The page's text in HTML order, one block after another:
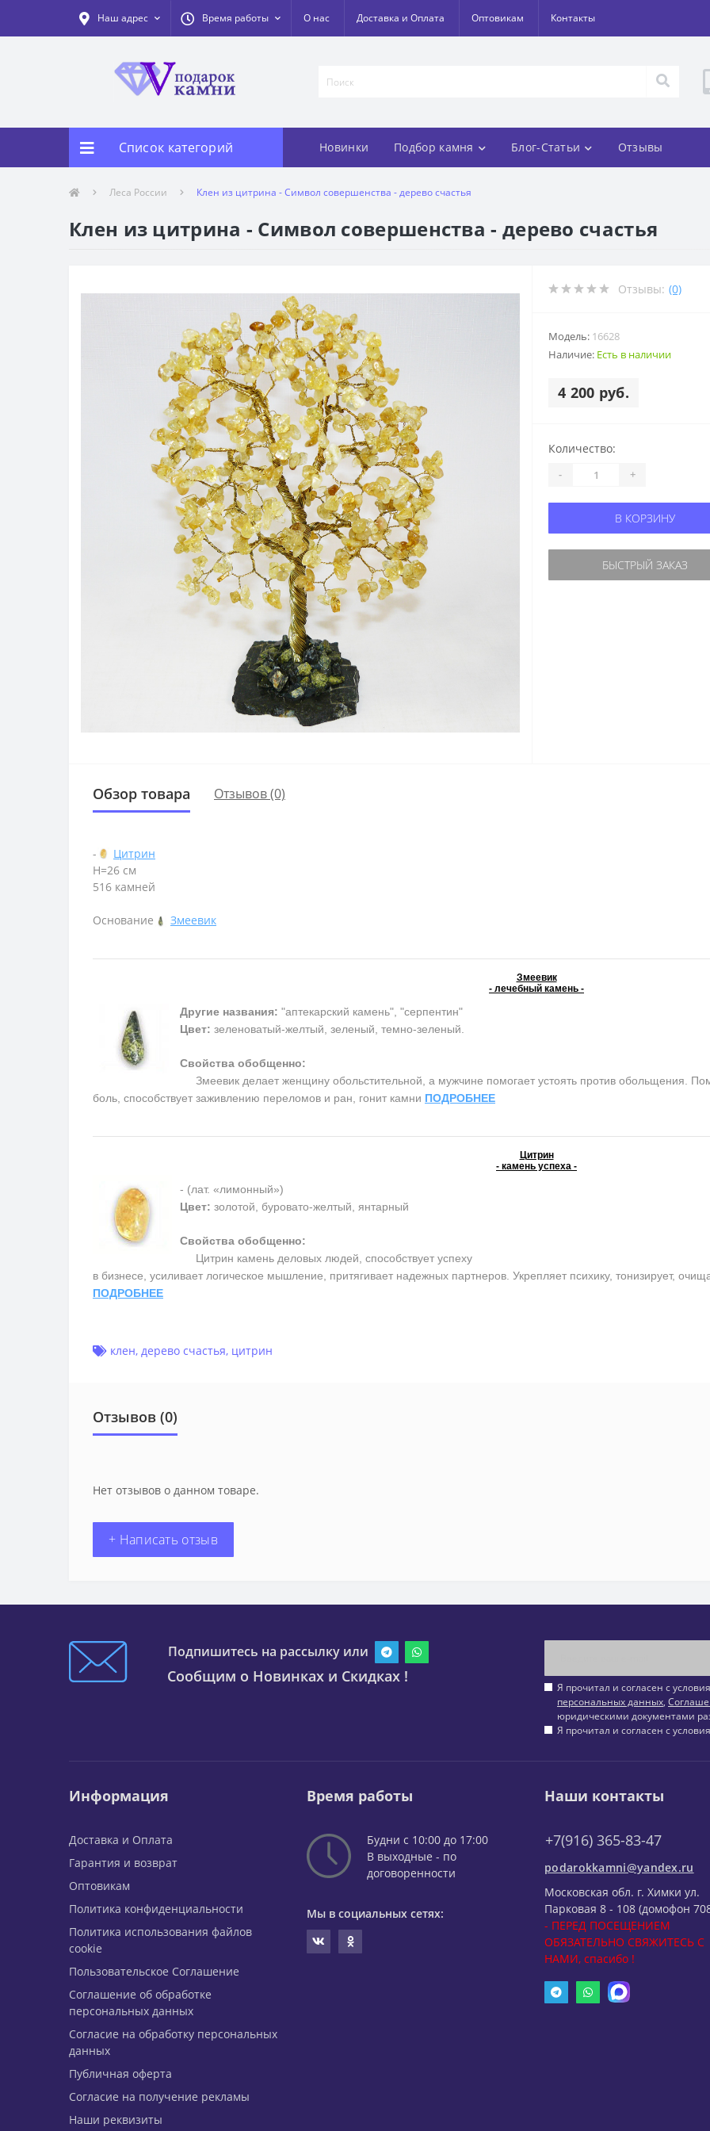
Наш адрес Время работы О нас Доставка и Оплата Оптовикам Контакты
Список категорий Новинки Подбор камня Блог-Статьи Отзывы
Леса России Клен из цитрина - Символ совершенства - дерево счастья
Клен из цитрина - Символ совершенства - дерево счастья
Отзывы: (0)
Модель: 16628
Наличие: Есть в наличии
4 200 руб.
Количество:
- +
В КОРЗИНУ
БЫСТРЫЙ ЗАКАЗ
Обзор товара Отзывов (0)
-
Цитрин
Н=26 см
516 камней
Основание Змеевик
Змеевик
- лечебный камень -
Другие названия: "аптекарский камень", "серпентин"
Цвет: зеленоватый-желтый, зеленый, темно-зеленый.
Свойства обобщенно:
Змеевик делает женщину обольстительной, а мужчине помогает устоять против обольщения.
боль, способствует заживлению переломов и ран, гонит камни ПОДРОБНЕЕ
Цитрин
- камень успеха -
- (лат. «лимонный»)
Цвет: золотой, буровато-желтый, янтарный
Свойства обобщенно:
Цитрин камень деловых людей, способствует успеху
в бизнесе, усиливает логическое мышление, притягивает надежных партнеров. Укрепляет психику, тонизирует,
ПОДРОБНЕЕ
клен, дерево счастья, цитрин
Отзывов (0)
Нет отзывов о данном товаре.
+ Написать отзыв
Подпишитесь на рассылку или
Сообщим о Новинках и Скидках !
Я прочитал и согласен с
персональных данных,
юридическими документами
Я прочитал и согласен с
Информация
Доставка и Оплата
Гарантия и возврат
Оптовикам
Политика конфиденциальности
Политика использования файлов
cookie
Пользовательское Соглашение
Соглашение об обработке
персональных данных
Согласие на обработку персональных
данных
Публичная оферта
Согласие на получение рекламы
Наши реквизиты
Время работы
Будни с 10:00 до 17:00
В выходные - по
договоренности
Мы в социальных сетях:
Наши контакты
+7(916) 365-83-47
podarokkamni@yandex.ru
Московская обл. г. Химки ул.
Парковая 8 - 108 (домофон
- ПЕРЕД ПОСЕЩЕНИЕМ
ОБЯЗАТЕЛЬНО СВЯЖИТЕСЬ С
НАМИ, спасибо !